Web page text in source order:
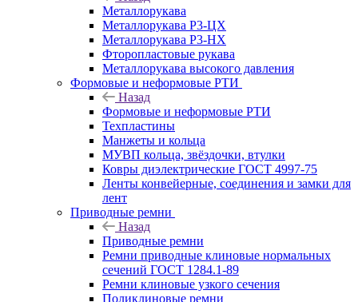
Металлорукава
Металлорукава Р3-ЦХ
Металлорукава Р3-НХ
Фторопластовые рукава
Металлорукава высокого давления
Формовые и неформовые РТИ
Назад
Формовые и неформовые РТИ
Техпластины
Манжеты и кольца
МУВП кольца, звёздочки, втулки
Ковры диэлектрические ГОСТ 4997-75
Ленты конвейерные, соединения и замки для
лент
Приводные ремни
Назад
Приводные ремни
Ремни приводные клиновые нормальных
сечений ГОСТ 1284.1-89
Ремни клиновые узкого сечения
Поликлиновые ремни